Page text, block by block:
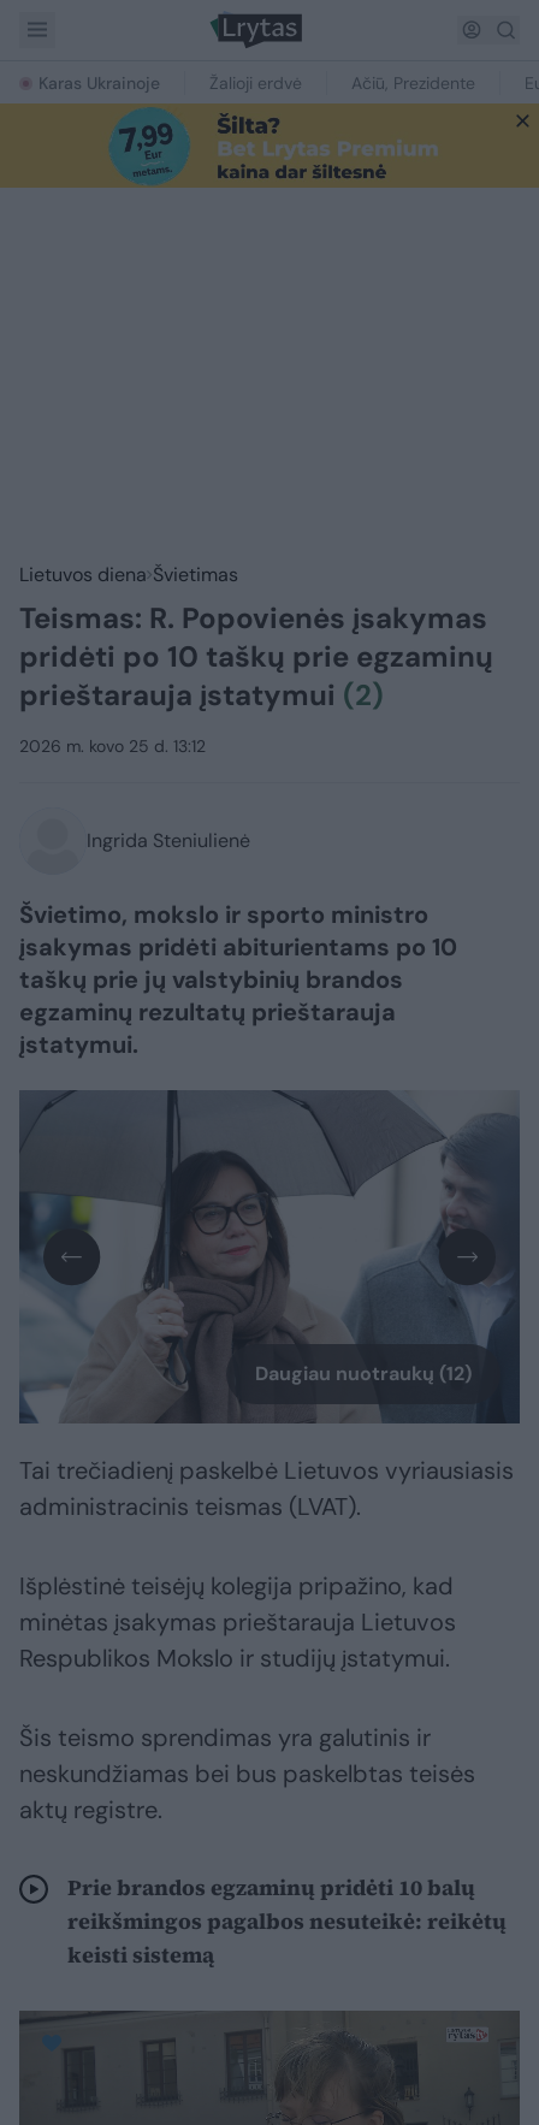
Karas Ukrainoje Žalioji erdvė Ačiū, Prezidente
Lietuvos diena Švietimas
Teismas: R. Popovienės įsakymas
pridėti po 10 taškų prie egzaminų
prieštarauja įstatymui (2)
2026 m. kovo 25 d. 13:12
Ingrida Steniulienė
Švietimo, mokslo ir sporto ministro
įsakymas pridėti abiturientams po 10
taškų prie jų valstybinių brandos
egzaminų rezultatų prieštarauja
įstatymui.
Daugiau nuotraukų (12)
Tai trečiadienį paskelbė Lietuvos vyriausiasis
administracinis teismas (LVAT).
Išplėstinė teisėjų kolegija pripažino, kad
minėtas įsakymas prieštarauja Lietuvos
Respublikos Mokslo ir studijų įstatymui.
Šis teismo sprendimas yra galutinis ir
neskundžiamas bei bus paskelbtas teisės
aktų registre.
Prie brandos egzaminų pridėti 10 balų
reikšmingos pagalbos nesuteikė: reikėtų
keisti sistemą